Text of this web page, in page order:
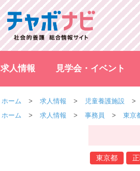
求人情報 見学会・イベント
ホーム 求人情報 児童養護施設
ホーム
求人情報 事務員 東京
東京都